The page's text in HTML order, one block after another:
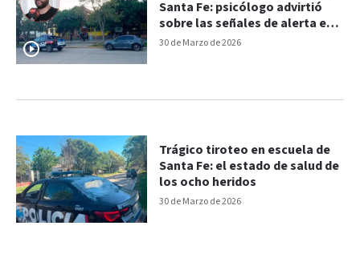
30 de Marzo de 2026
Santa Fe: psicólogo advirtió
sobre las señales de alerta en
adolescentes
30 de Marzo de 2026
Trágico tiroteo en escuela de
Santa Fe: el estado de salud de
los ocho heridos